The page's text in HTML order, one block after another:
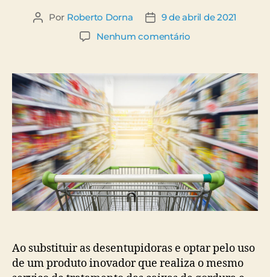
Por Roberto Dorna
9 de abril de 2021
Nenhum comentário
Ao substituir as desentupidoras e optar pelo uso
de um produto inovador que realiza o mesmo